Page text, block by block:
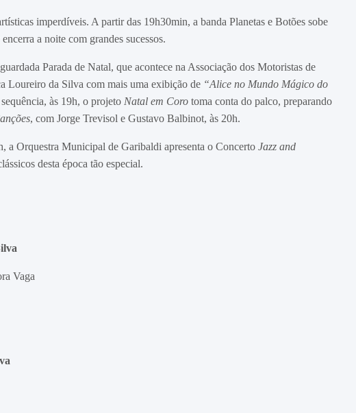
imperdíveis. A partir das 19h30min, a banda Planetas e Botões sobe
a noite com grandes sucessos.
Parada de Natal, que acontece na Associação dos Motoristas de
Loureiro da Silva com mais uma exibição de “Alice no Mundo Mágico do
às 19h, o projeto Natal em Corotoma conta do palco, preparando
, com Jorge Trevisol e Gustavo Balbinot, às 20h.
a Orquestra Municipal de Garibaldi apresenta o Concerto Jazz and
desta época tão especial.
Vaga